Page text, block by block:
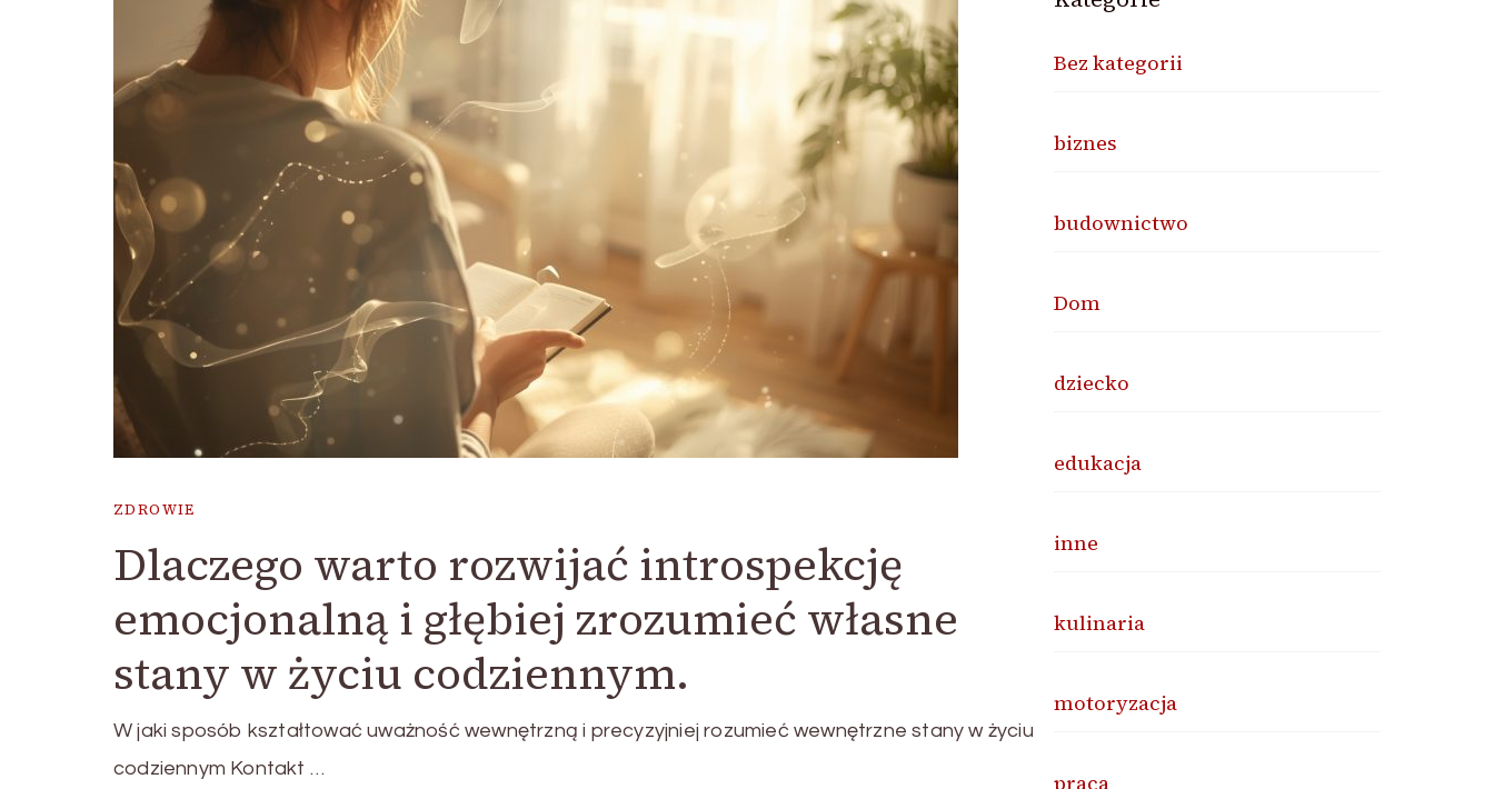
ZDROWIE
Dlaczego warto rozwijać introspekcję
emocjonalną i głębiej zrozumieć własne
stany w życiu codziennym.
W jaki sposób kształtować uważność wewnętrzną i precyzyjniej rozumieć wewnętrzne stany w życiu
codziennym Kontakt …
Bez kategorii
biznes
budownictwo
Dom
dziecko
edukacja
inne
kulinaria
motoryzacja
praca